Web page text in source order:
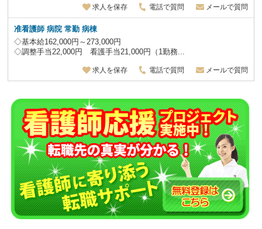
求人を保存 電話で質問 メールで質問
准看護師 病院 常勤 病棟
◇基本給162,000円～273,000円
◇調整手当22,000円 看護手当21,000円（1勤務...
求人を保存 電話で質問 メールで質問